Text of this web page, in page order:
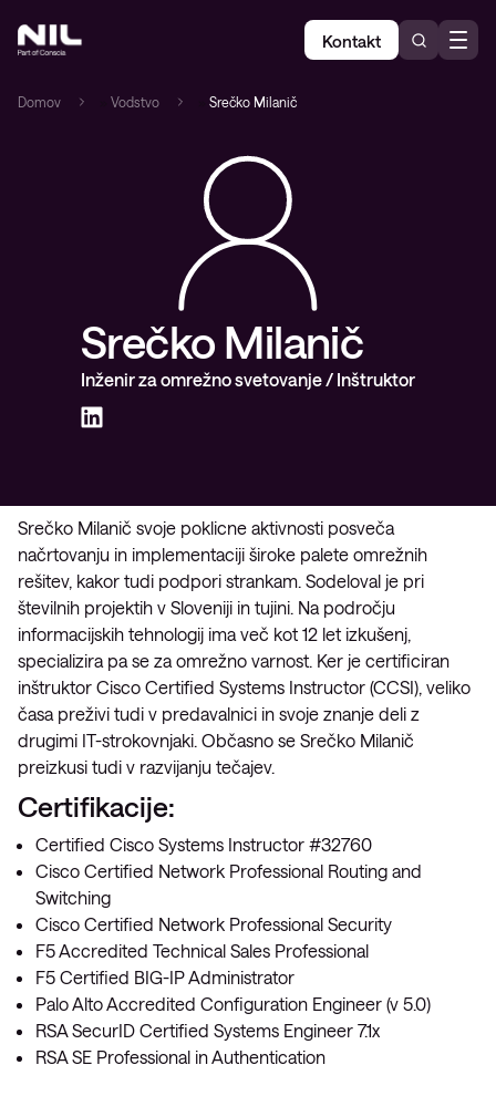
Kontakt
Domov Vodstvo Srečko Milanič
Srečko Milanič
Inženir za omrežno svetovanje / Inštruktor
Srečko Milanič svoje poklicne aktivnosti posveča
načrtovanju in implementaciji široke palete omrežnih
rešitev, kakor tudi podpori strankam. Sodeloval je pri
številnih projektih v Sloveniji in tujini. Na področju
informacijskih tehnologij ima več kot 12 let izkušenj,
specializira pa se za omrežno varnost. Ker je certificiran
inštruktor Cisco Certified Systems Instructor (CCSI), veliko
časa preživi tudi v predavalnici in svoje znanje deli z
drugimi IT-strokovnjaki. Občasno se Srečko Milanič
preizkusi tudi v razvijanju tečajev.
Certifikacije:
Certified Cisco Systems Instructor #32760
Cisco Certified Network Professional Routing and
Switching
Cisco Certified Network Professional Security
F5 Accredited Technical Sales Professional
F5 Certified BIG-IP Administrator
Palo Alto Accredited Configuration Engineer (v 5.0)
RSA SecurID Certified Systems Engineer 7.1x
RSA SE Professional in Authentication